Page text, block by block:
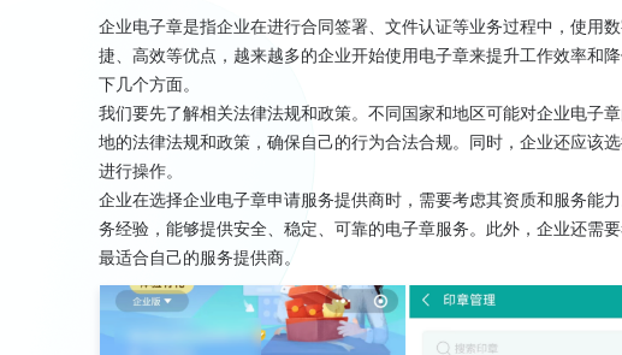
企业电子章是指企业在进行合同签署、文件认证等业务过程中，使用
捷、高效等优点，越来越多的企业开始使用电子章来提升工作效率和
下几个方面。
我们要先了解相关法律法规和政策。不同国家和地区可能对企业电子
地的法律法规和政策，确保自己的行为合法合规。同时，企业还应该
进行操作。
企业在选择企业电子章申请服务提供商时，需要考虑其资质和服务能
务经验，能够提供安全、稳定、可靠的电子章服务。此外，企业还需
最适合自己的服务提供商。